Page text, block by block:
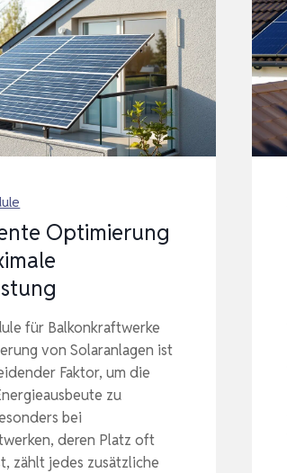
Optimierung
für Balkonkraftwerke
von Solaranlagen ist
Faktor, um die
zu
bei
deren Platz oft
zählt jedes zusätzliche